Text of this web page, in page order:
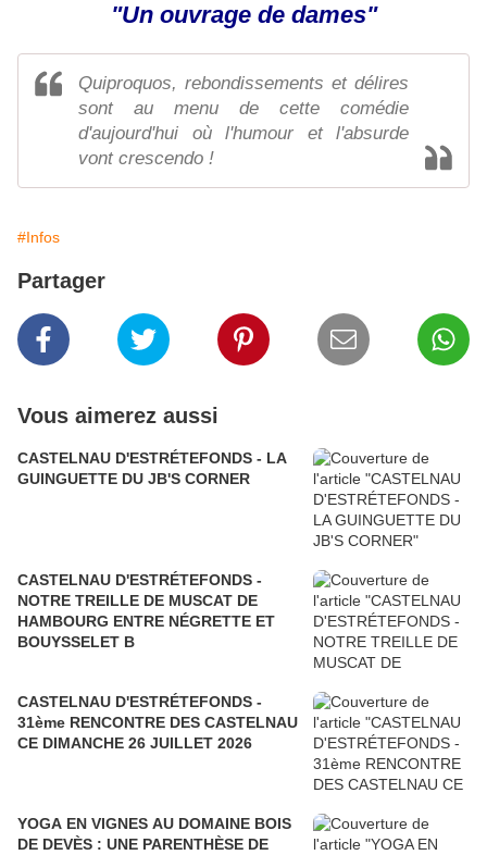
"Un ouvrage de dames"
Quiproquos, rebondissements et délires
sont au menu de cette comédie
d'aujourd'hui où l'humour et l'absurde
vont crescendo !
#Infos
Partager
Vous aimerez aussi
CASTELNAU D'ESTRÉTEFONDS - LA
GUINGUETTE DU JB'S CORNER
CASTELNAU D'ESTRÉTEFONDS -
NOTRE TREILLE DE MUSCAT DE
HAMBOURG ENTRE NÉGRETTE ET
BOUYSSELET B
CASTELNAU D'ESTRÉTEFONDS -
31ème RENCONTRE DES CASTELNAU
CE DIMANCHE 26 JUILLET 2026
YOGA EN VIGNES AU DOMAINE BOIS
DE DEVÈS : UNE PARENTHÈSE DE